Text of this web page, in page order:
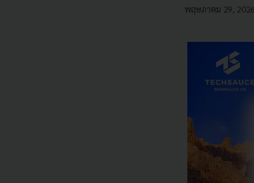
พฤษภาคม 29, 2026